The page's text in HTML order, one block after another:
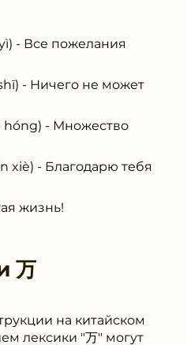
- Все пожелания
- Ничего не может
hóng) - Множество
xiè) - Благодарю тебя
жизнь!
万
на китайском
лексики "万" могут